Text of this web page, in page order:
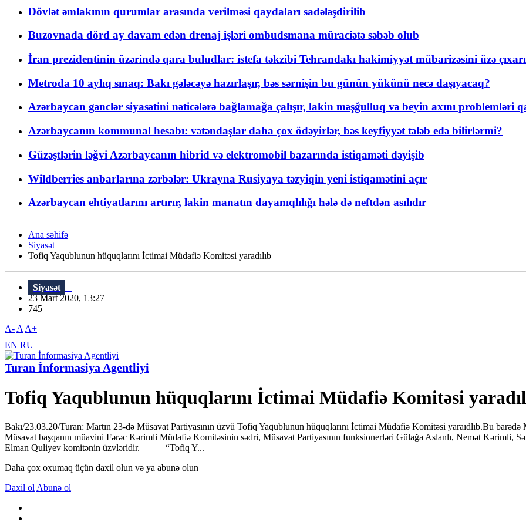
Dövlət əmlakının qurumlar arasında verilməsi qaydaları sadələşdirilib
Buzovnada dörd ay davam edən drenaj işləri ombudsmana müraciətə səbəb olub
İran prezidentinin üzərində qara buludlar: istefa təkzibi Tehrandakı hakimiyyət mübarizəsini üzə
Metroda 10 aylıq sınaq: Bakı gələcəyə hazırlaşır, bəs sərnişin bu günün yükünü necə daşıyacaq?
Azərbaycan gənclər siyasətini nəticələrə bağlamağa çalışır, lakin məşğulluq və beyin axını problemləri
Azərbaycanın kommunal hesabı: vətəndaşlar daha çox ödəyirlər, bəs keyfiyyət tələb edə bilirlərmi?
Güzəştlərin ləğvi Azərbaycanın hibrid və elektromobil bazarında istiqaməti dəyişib
Wildberries anbarlarına zərbələr: Ukrayna Rusiyaya təzyiqin yeni istiqamətini açır
Azərbaycan ehtiyatlarını artırır, lakin manatın dayanıqlılığı hələ də neftdən asılıdır
Ana səhifə
Siyasət
Tofiq Yaqublunun hüquqlarını İctimai Müdafiə Komitəsi yaradılıb
Siyasət
23 Mart 2020, 13:27
745
A- A A+
EN RU
Turan İnformasiya Agentliyi
Tofiq Yaqublunun hüquqlarını İctimai Müdafiə Komitəsi
Bakı/23.03.20/Turan: Martın 23-də Müsavat Partiyasının üzvü Tofiq Yaqublunun hüquqlarını İctimai Müdafiə Komitəsi yaraıdlıb.Bu
Müsavat başqanın müavini Fərəc Kərimli Müdafiə Komitəsinin sədri, Müsavat Partiyasının funksionerləri Gülağa Aslanlı, Nemət Kərimli,
Elman Quliyev komitənin üzvləridir. “Tofiq Y...
Daha çox oxumaq üçün daxil olun və ya abunə olun
Daxil ol Abunə ol